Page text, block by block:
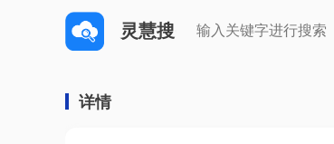
灵慧搜
详情